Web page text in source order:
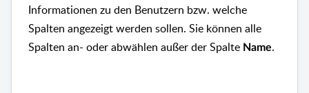
Informationen zu den Benutzern bzw. welche
Spalten angezeigt werden sollen. Sie können alle
Spalten an- oder abwählen außer der Spalte Name.